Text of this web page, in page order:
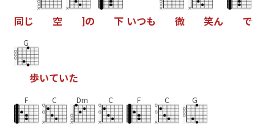
同じ 空 ]の 下 いつも 微 笑ん で
G
歩いていた
F C Dm C F C G